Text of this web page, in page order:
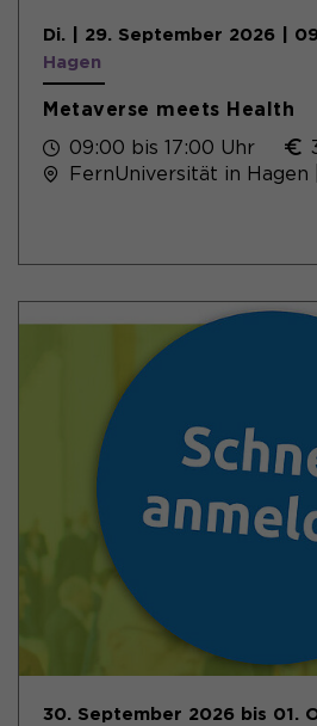
Di. | 29. September 2026 |
Hagen
Metaverse meets Health
09:00 bis 17:00 Uhr
FernUniversität in Hagen
30. September 2026 bis 01.